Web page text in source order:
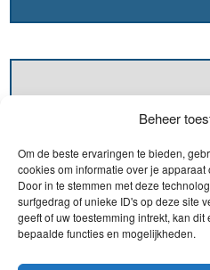
Beheer
Om de beste ervaringen te bieden,
cookies om informatie over je
Door in te stemmen met deze
surfgedrag of unieke ID's op deze site
geeft of uw toestemming intrekt, kan
bepaalde functies en mogelijkheden.